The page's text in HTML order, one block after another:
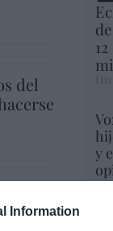
Information
del
y